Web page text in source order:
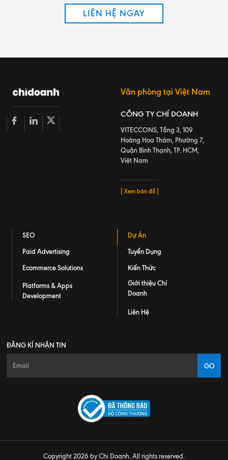
LIÊN HỆ NGAY
Văn phòng tại Việt Nam
CÔNG TY CHÍ DOANH
VITECCONS, Tầng 3, 109
Hoàng Hoa Thám, Phường 7,
Quận Bình Thạnh, TP. HCM,
Việt Nam
[ Xem bản đồ ]
SEO
Paid Advertising
Ecommerce Solutions
Platforms & Apps
Development
Dự Án
Tuyển Dụng
Kiến Thức
Giới thiệu Chí
Doanh
Liên Hệ
ĐĂNG KÍ NHẬN TIN
GO
Copyright 2026 by Chi Doanh. All rights reserved.